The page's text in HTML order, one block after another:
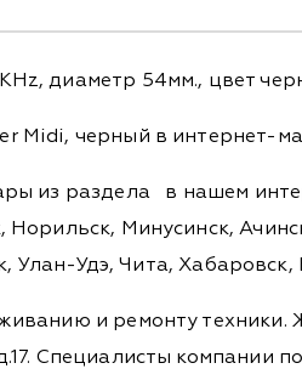
диаметр 54мм., цвет
Midi, черный в интернет-
из раздела
в нашем
Минусинск,
Улан-Удэ, Чита,
и ремонту
Специалисты